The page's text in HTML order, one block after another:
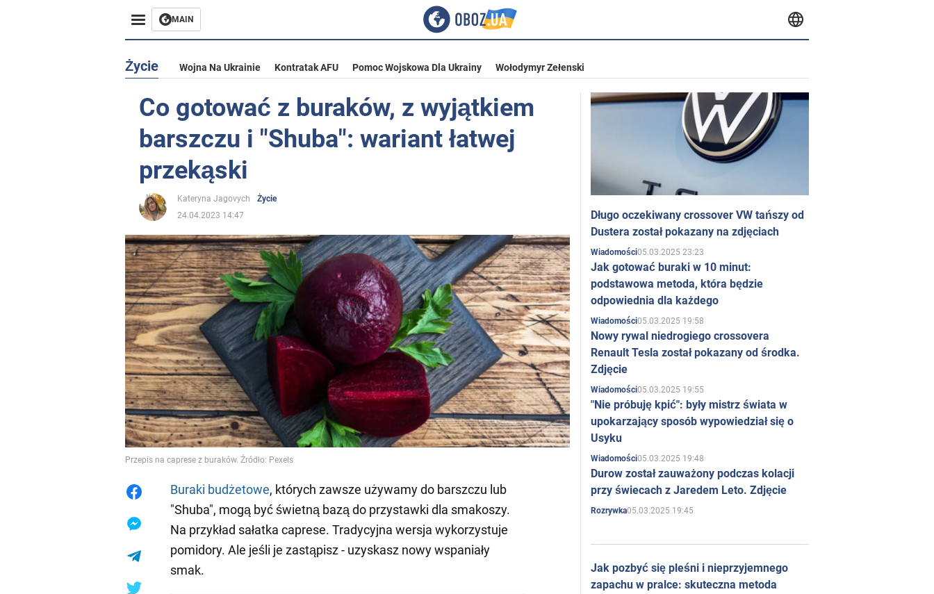
MAIN
Życie Wojna Na Ukrainie Kontratak AFU Pomoc Wojskowa Dla Ukrainy Wołodymyr Zełenski
Co gotować z buraków, z wyjątkiem
barszczu i "Shuba": wariant łatwej
przekąski
Kateryna Jagovych
Życie
24.04.2023 14:47
Przepis na caprese z buraków. Źródło: Pexels
Buraki budżetowe, których zawsze używamy do barszczu lub
"Shuba", mogą być świetną bazą do przystawki dla smakoszy.
Na przykład sałatka caprese. Tradycyjna wersja wykorzystuje
pomidory. Ale jeśli je zastąpisz - uzyskasz nowy wspaniały
smak.
Długo oczekiwany crossover VW tańszy od
Dustera został pokazany na zdjęciach
Wiadomości05.03.2025 23:23
Jak gotować buraki w 10 minut:
podstawowa metoda, która będzie
odpowiednia dla każdego
Wiadomości05.03.2025 19:58
Nowy rywal niedrogiego crossovera
Renault Tesla został pokazany od środka.
Zdjęcie
Wiadomości05.03.2025 19:55
"Nie próbuję kpić": były mistrz świata w
upokarzający sposób wypowiedział się o
Usyku
Wiadomości05.03.2025 19:48
Durow został zauważony podczas kolacji
przy świecach z Jaredem Leto. Zdjęcie
Rozrywka05.03.2025 19:45
Jak pozbyć się pleśni i nieprzyjemnego
zapachu w pralce: skuteczna metoda